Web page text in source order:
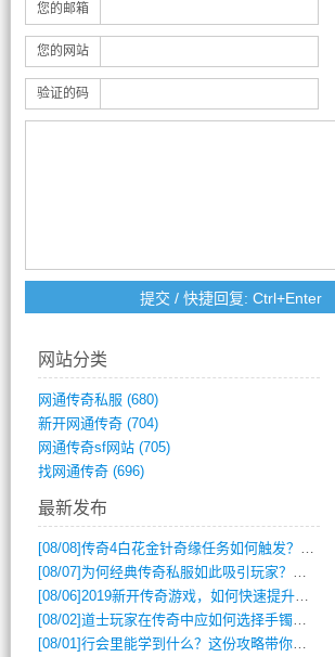
您的邮箱
您的网站
验证的码
网站分类
网通传奇私服 (680)
新开网通传奇(704)
网通传奇sf网站(705)
找网通传奇(696)
最新发布
[08/08]传奇4白花金针奇缘任务如何触发？完整攻略解析
[08/07] 为何经典传奇私服如此吸引玩家？深度攻略解析
[08/06]2019新开传奇游戏，如何快速提升角色等级？
[08/02]道士玩家在传奇中应如何选择手镯装备？
[08/01]行会里能学到什么？这份攻略带你全掌握